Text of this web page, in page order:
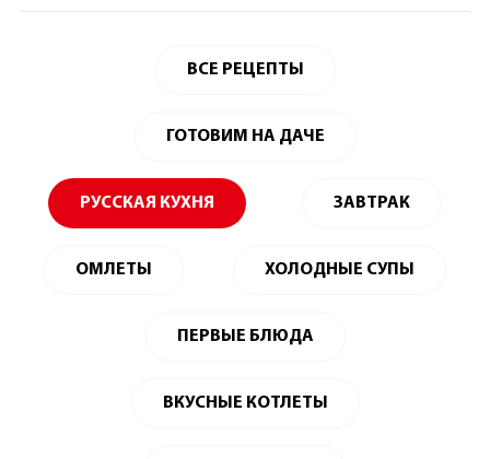
ВСЕ РЕЦЕПТЫ
ГОТОВИМ НА ДАЧЕ
РУССКАЯ КУХНЯ ЗАВТРАК
ОМЛЕТЫ ХОЛОДНЫЕ СУПЫ
ПЕРВЫЕ БЛЮДА
ВКУСНЫЕ КОТЛЕТЫ